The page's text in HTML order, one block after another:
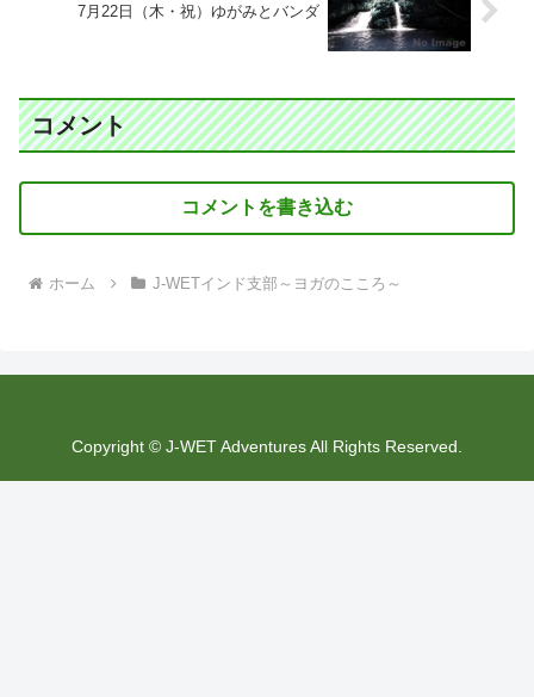
7月22日（木・祝）ゆがみとバンダ
コメント
コメントを書き込む
ホーム J-WETインド支部～ヨガのこころ～
Copyright © J-WET Adventures All Rights Reserved.